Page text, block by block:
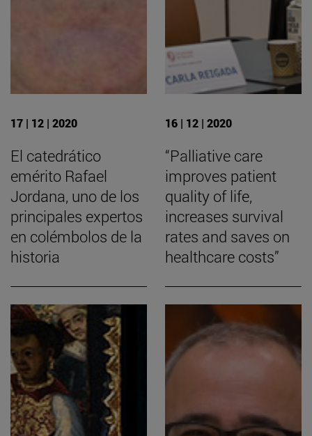
17 | 12 | 2020
El catedrático
emérito Rafael
Jordana, uno de los
principales expertos
en colémbolos de la
historia
16 | 12 | 2020
“Palliative care
improves patient
quality of life,
increases survival
rates and saves on
healthcare costs”